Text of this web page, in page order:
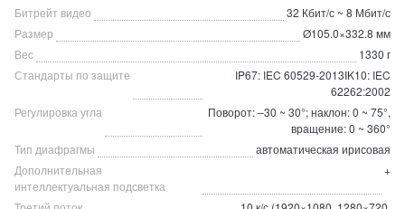
Битрейт видео
32 Кбит/с ~ 8 Мбит/с
Размер
Ø105.0×332.8 мм
Вес
1330 г
Стандарты по защите
IP67: IEC 60529-2013IK10: IEC
62262:2002
Регулировка угла
Поворот: –30 ~ 30°; наклон: 0 ~ 75°,
вращение: 0 ~ 360°
Тип диафрагмы
автоматическая ирисовая
Дополнительная
интеллектуальная подсветка
+